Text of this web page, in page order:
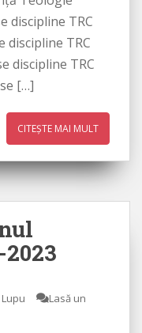
discipline TRC
discipline TRC
discipline TRC
[…]
CITEȘTE MAI MULT
Lasă un